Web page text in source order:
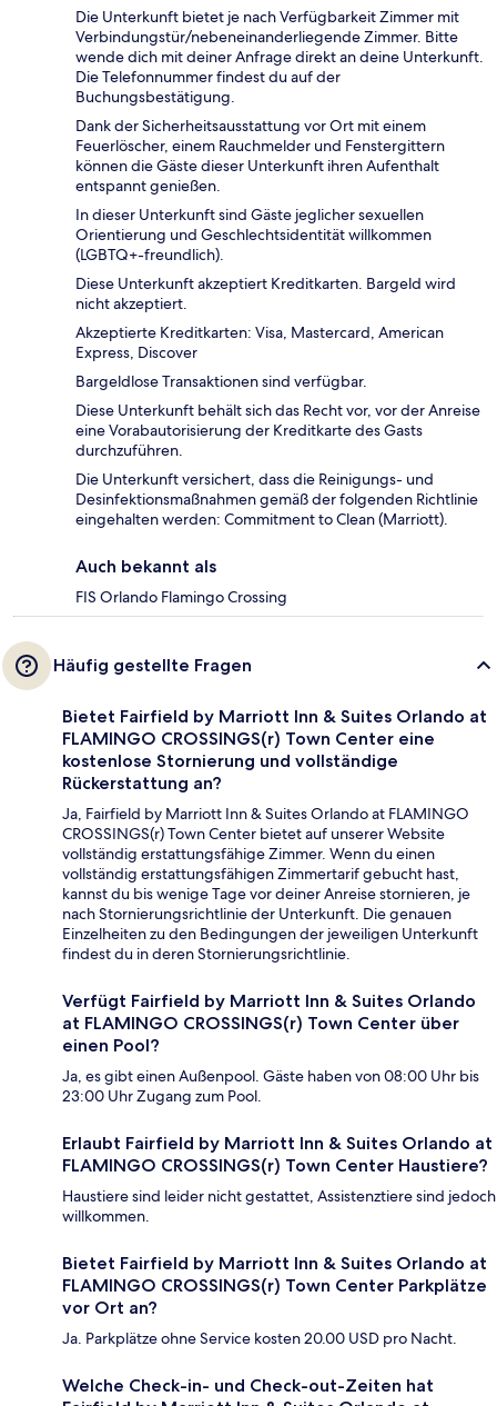
Die Unterkunft bietet je nach Verfügbarkeit Zimmer mit
Verbindungstür/nebeneinanderliegende Zimmer. Bitte
wende dich mit deiner Anfrage direkt an deine Unterkunft.
Die Telefonnummer findest du auf der
Buchungsbestätigung.
Dank der Sicherheitsausstattung vor Ort mit einem
Feuerlöscher, einem Rauchmelder und Fenstergittern
können die Gäste dieser Unterkunft ihren Aufenthalt
entspannt genießen.
In dieser Unterkunft sind Gäste jeglicher sexuellen
Orientierung und Geschlechtsidentität willkommen
(LGBTQ+-freundlich).
Diese Unterkunft akzeptiert Kreditkarten. Bargeld wird
nicht akzeptiert.
Akzeptierte Kreditkarten: Visa, Mastercard, American
Express, Discover
Bargeldlose Transaktionen sind verfügbar.
Diese Unterkunft behält sich das Recht vor, vor der Anreise
eine Vorabautorisierung der Kreditkarte des Gasts
durchzuführen.
Die Unterkunft versichert, dass die Reinigungs- und
Desinfektionsmaßnahmen gemäß der folgenden Richtlinie
eingehalten werden: Commitment to Clean (Marriott).
Auch bekannt als
FIS Orlando Flamingo Crossing
Häufig gestellte Fragen
Bietet Fairfield by Marriott Inn & Suites Orlando at
FLAMINGO CROSSINGS(r) Town Center eine
kostenlose Stornierung und vollständige
Rückerstattung an?
Ja, Fairfield by Marriott Inn & Suites Orlando at FLAMINGO
CROSSINGS(r) Town Center bietet auf unserer Website
vollständig erstattungsfähige Zimmer. Wenn du einen
vollständig erstattungsfähigen Zimmertarif gebucht hast,
kannst du bis wenige Tage vor deiner Anreise stornieren, je
nach Stornierungsrichtlinie der Unterkunft. Die genauen
Einzelheiten zu den Bedingungen der jeweiligen Unterkunft
findest du in deren Stornierungsrichtlinie.
Verfügt Fairfield by Marriott Inn & Suites Orlando
at FLAMINGO CROSSINGS(r) Town Center über
einen Pool?
Ja, es gibt einen Außenpool. Gäste haben von 08:00 Uhr bis
23:00 Uhr Zugang zum Pool.
Erlaubt Fairfield by Marriott Inn & Suites Orlando at
FLAMINGO CROSSINGS(r) Town Center Haustiere?
Haustiere sind leider nicht gestattet, Assistenztiere sind jedoch
willkommen.
Bietet Fairfield by Marriott Inn & Suites Orlando at
FLAMINGO CROSSINGS(r) Town Center Parkplätze
vor Ort an?
Ja. Parkplätze ohne Service kosten 20.00 USD pro Nacht.
Welche Check-in- und Check-out-Zeiten hat